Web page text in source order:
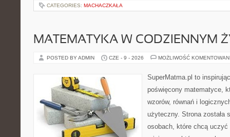
CATEGORIES: MACHACZKAŁA
MATEMATYKA W CODZIENNYM
POSTED BY ADMIN CZE - 9 - 2026 MOŻLIWOŚĆ
SuperMatma.pl to
poświęcony matematyce,
wzorów, równań i
użyteczny. Strona została
osobach, które chcą